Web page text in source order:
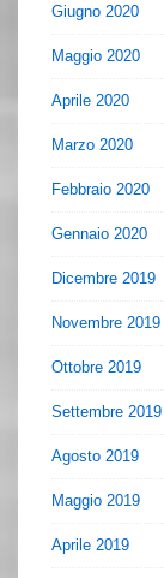
Giugno 2020
Maggio 2020
Aprile 2020
Marzo 2020
Febbraio 2020
Gennaio 2020
Dicembre 2019
Novembre 2019
Ottobre 2019
Settembre 2019
Agosto 2019
Maggio 2019
Aprile 2019